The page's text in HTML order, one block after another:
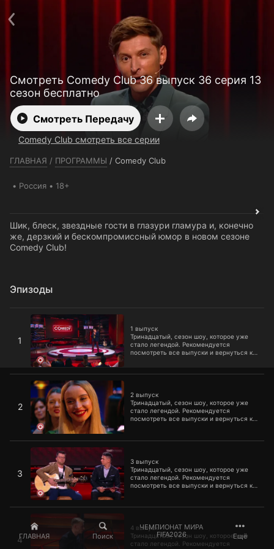
ГЛАВНАЯ Поиск
ЧЕМПИОНАТ МИРА
FIFA2026
Ещё
Смотреть Comedy Club 36 выпуск 36 серия 13
сезон бесплатно
Смотреть Передачу
Comedy Club смотреть все серии
ГЛАВНАЯ / ПРОГРАММЫ / Comedy Club
Россия 18+
Шик, блеск, звездные гости в глазури гламура и, конечно
же, дерзкий и бескомпромиссный юмор в новом сезоне
Comedy Club!
Эпизоды
1
1 выпуск
Тринадцатый, сезон шоу, которое уже
стало легендой. Рекомендуется
посмотреть все выпуски и вернуться к
организме.
2
2 выпуск
Тринадцатый, сезон шоу, которое уже
стало легендой. Рекомендуется
посмотреть все выпуски и вернуться к
организме.
2 выпуск
3
3 выпуск
Тринадцатый, сезон шоу, которое уже
стало легендой. Рекомендуется
посмотреть все выпуски и вернуться к
организме.
3 выпуск
4
4 выпуск
Тринадцатый, сезон шоу, которое уже
стало легендой. Рекомендуется
Пользовательское соглашение
Политика конфиденциальности
Открыть приложение